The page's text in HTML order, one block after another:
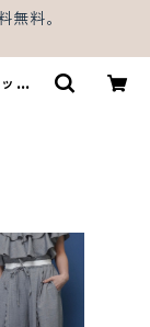
無料。
プS